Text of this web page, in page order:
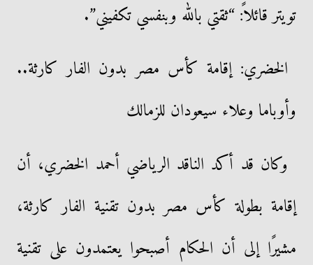
تويتر قائلاً: “ثقتي بالله وبنفسي تكفيني”.
الخضري: إقامة كأس مصر بدون الفار كارثة..
وأوباما وعلاء سيعودان للزمالك
وكان قد أكد الناقد الرياضي أحمد الخضري، أن
إقامة بطولة كأس مصر بدون تقنية الفار كارثة،
مشيرًا إلى أن الحكام أصبحوا يعتمدون على تقنية